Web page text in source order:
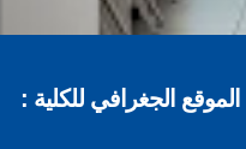
الموقع الجغرافي للكلية :